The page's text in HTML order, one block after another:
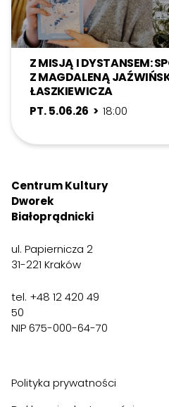
Z MISJĄ I DYSTANSEM:
Z MAGDALENĄ
ŁASZKIEWICZA
PT. 5.06.26 > 18:00
Centrum Kultury
Dworek
Białoprądnicki
ul. Papiernicza 2
31-221 Kraków
tel. +48 12 420 49
50
NIP 675-000-64-70
Polityka prywatności